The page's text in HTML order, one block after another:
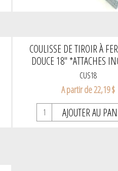
COULISSE DE TIROIR À
DOUCE 18" *ATTACHES
CUS18
A partir de 22,19 $
AJOUTER AU